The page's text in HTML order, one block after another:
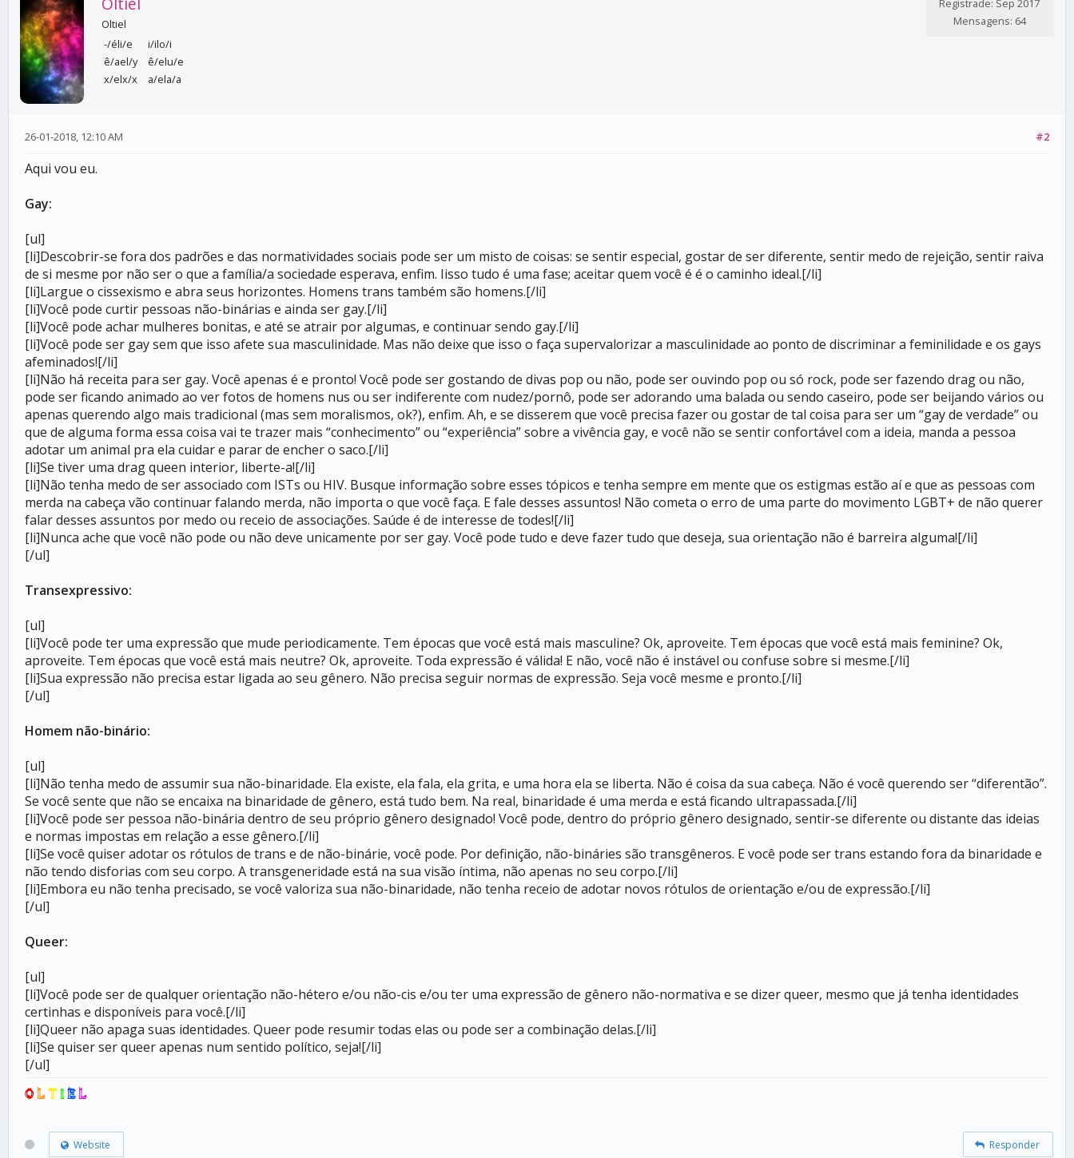
Oltiel
-/éli/e
i/ilo/i
ê/ael/y
ê/elu/e
x/elx/x
a/ela/a
Registrade: Sep 2017
Mensagens: 64
#2
26-01-2018, 12:10 AM
Aqui vou eu.
Gay:
[ul]
[li]Descobrir-se fora dos padrões e das normatividades sociais pode ser um misto de coisas: se sentir especial, gostar de ser diferente, sentir medo de rejeição, sentir raiva
de si mesme por não ser o que a família/a sociedade esperava, enfim. Iisso tudo é uma fase; aceitar quem você é é o caminho ideal.[/li]
[li]Largue o cissexismo e abra seus horizontes. Homens trans também são homens.[/li]
[li]Você pode curtir pessoas não-binárias e ainda ser gay.[/li]
[li]Você pode achar mulheres bonitas, e até se atrair por algumas, e continuar sendo gay.[/li]
[li]Você pode ser gay sem que isso afete sua masculinidade. Mas não deixe que isso o faça supervalorizar a masculinidade ao ponto de discriminar a feminilidade e os gays
afeminados![/li]
[li]Não há receita para ser gay. Você apenas é e pronto! Você pode ser gostando de divas pop ou não, pode ser ouvindo pop ou só rock, pode ser fazendo drag ou não,
pode ser ficando animado ao ver fotos de homens nus ou ser indiferente com nudez/pornô, pode ser adorando uma balada ou sendo caseiro, pode ser beijando vários ou
apenas querendo algo mais tradicional (mas sem moralismos, ok?), enfim. Ah, e se disserem que você precisa fazer ou gostar de tal coisa para ser um “gay de verdade” ou
que de alguma forma essa coisa vai te trazer mais “conhecimento” ou “experiência” sobre a vivência gay, e você não se sentir confortável com a ideia, manda a pessoa
adotar um animal pra ela cuidar e parar de encher o saco.[/li]
[li]Se tiver uma drag queen interior, liberte-a![/li]
[li]Não tenha medo de ser associado com ISTs ou HIV. Busque informação sobre esses tópicos e tenha sempre em mente que os estigmas estão aí e que as pessoas com
merda na cabeça vão continuar falando merda, não importa o que você faça. E fale desses assuntos! Não cometa o erro de uma parte do movimento LGBT+ de não querer
falar desses assuntos por medo ou receio de associações. Saúde é de interesse de todes![/li]
[li]Nunca ache que você não pode ou não deve unicamente por ser gay. Você pode tudo e deve fazer tudo que deseja, sua orientação não é barreira alguma![/li]
[/ul]
Transexpressivo:
[ul]
[li]Você pode ter uma expressão que mude periodicamente. Tem épocas que você está mais masculine? Ok, aproveite. Tem épocas que você está mais feminine? Ok,
aproveite. Tem épocas que você está mais neutre? Ok, aproveite. Toda expressão é válida! E não, você não é instável ou confuse sobre si mesme.[/li]
[li]Sua expressão não precisa estar ligada ao seu gênero. Não precisa seguir normas de expressão. Seja você mesme e pronto.[/li]
[/ul]
Homem não-binário:
[ul]
[li]Não tenha medo de assumir sua não-binaridade. Ela existe, ela fala, ela grita, e uma hora ela se liberta. Não é coisa da sua cabeça. Não é você querendo ser “diferentão”.
Se você sente que não se encaixa na binaridade de gênero, está tudo bem. Na real, binaridade é uma merda e está ficando ultrapassada.[/li]
[li]Você pode ser pessoa não-binária dentro de seu próprio gênero designado! Você pode, dentro do próprio gênero designado, sentir-se diferente ou distante das ideias
e normas impostas em relação a esse gênero.[/li]
[li]Se você quiser adotar os rótulos de trans e de não-binárie, você pode. Por definição, não-bináries são transgêneros. E você pode ser trans estando fora da binaridade e
não tendo disforias com seu corpo. A transgeneridade está na sua visão íntima, não apenas no seu corpo.[/li]
[li]Embora eu não tenha precisado, se você valoriza sua não-binaridade, não tenha receio de adotar novos rótulos de orientação e/ou de expressão.[/li]
[/ul]
Queer:
[ul]
[li]Você pode ser de qualquer orientação não-hétero e/ou não-cis e/ou ter uma expressão de gênero não-normativa e se dizer queer, mesmo que já tenha identidades
certinhas e disponíveis para você.[/li]
[li]Queer não apaga suas identidades. Queer pode resumir todas elas ou pode ser a combinação delas.[/li]
[li]Se quiser ser queer apenas num sentido político, seja![/li]
[/ul]
OLTIEL
Website Responder